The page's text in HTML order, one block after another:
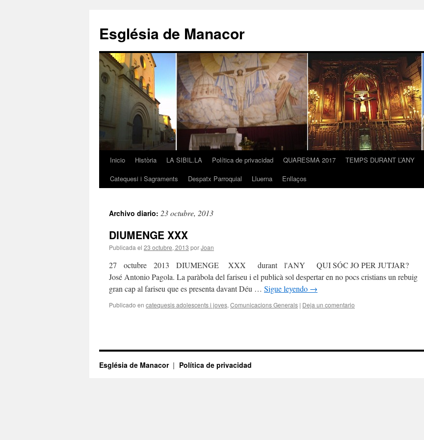
contenido
Església de Manacor
Inicio Història LA SIBIL.LA Política de privacidad QUARESMA 2017 TEMPS DURANT L’ANY
Catequesi i Sagraments
Despatx Parroquial Lluerna Enllaços
Archivo diario: 23 octubre, 2013
DIUMENGE XXX
Publicada el 23 octubre, 2013 porJoan
27 octubre 2013 DIUMENGE XXX durant l'ANY QUI SÓC JO PER JUTJAR?
José Antonio Pagola. La paràbola del fariseu i el publicà sol despertar en no pocs cristians un rebuig
gran cap al fariseu que es presenta davant Déu … Sigue leyendo →
Publicado en catequesis adolescents i joves, Comunicacions Generals | Deja un comentario
Església de Manacor Política de privacidad